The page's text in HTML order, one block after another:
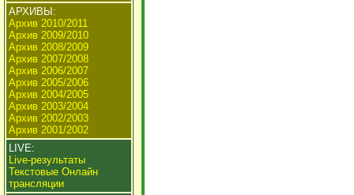
АРХИВЫ:
Архив 2010/2011
Архив 2009/2010
Архив 2008/2009
Архив 2007/2008
Архив 2006/2007
Архив 2005/2006
Архив 2004/2005
Архив 2003/2004
Архив 2002/2003
Архив 2001/2002
LIVE:
Live-результаты
Текстовые Онлайн
трансляции